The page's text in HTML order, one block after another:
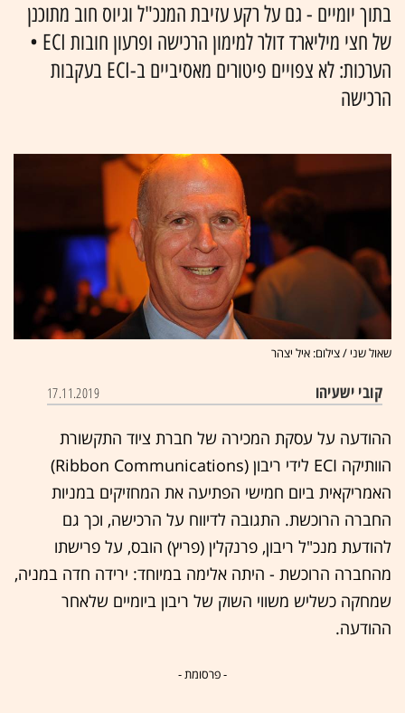
בתוך יומיים - גם על רקע עזיבת המנכ"ל וגיוס חוב מתוכנן
של חצי מיליארד דולר למימון הרכישה ופרעון חובות ECI •
הערכות: לא צפויים פיטורים מאסיביים ב-ECI בעקבות
הרכישה
שאול שני / צילום: איל יצהר
קובי ישעיהו 17.11.2019
ההודעה על עסקת המכירה של חברת ציוד התקשורת
הוותיקה ECI לידי ריבון (Ribbon Communications)
האמריקאית ביום חמישי הפתיעה את המחזיקים במניות
החברה הרוכשת. התגובה לדיווח על הרכישה, וכך גם
להודעת מנכ"ל ריבון, פרנקלין (פריץ) הובס, על פרישתו
מהחברה הרוכשת - היתה אלימה במיוחד: ירידה חדה במניה,
שמחקה כשליש משווי השוק של ריבון ביומיים שלאחר
ההודעה.
- פרסומת -